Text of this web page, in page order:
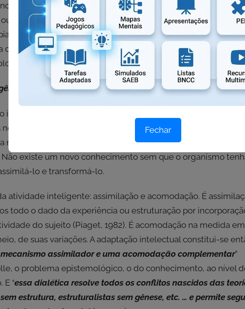
portanto, está relacionada com a complexidade desta
palavras, quanto mais complexa for esta interação, mais
abrem campo de estudo não somente para a
áreas como; a sociologia e a antropologia, além de
de práticas baseada em suas descobertas.
sem estrutura” (Piaget).
indivíduo sofre um processo genético e a gênese depende de
mostra que o indivíduo só recebe um determinado
lo. Ou seja, se puder agir sobre o objeto de
existe um novo conhecimento sem que o organismo
lo e transformá-lo.
atividade inteligente: assimilação e acomodação. É
todo o dado da experiência ou estruturação por
do sujeito (Piaget, 1982). É acomodação na medida
de suas variações. A adaptação intelectual constitui-se
assimilador e uma acomodação complementar”
o problema epistemológico, o do conhecimento, ao nível
“essa dialética resolve todos os conflitos nascidos das
estrutura, estruturalistas sem gênese, etc. … e permite
Fechar